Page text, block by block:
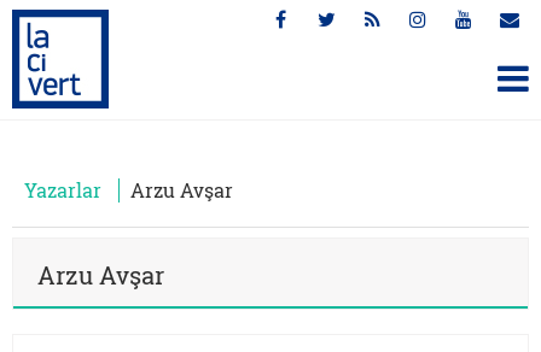
Yazarlar Arzu Avşar
Arzu Avşar